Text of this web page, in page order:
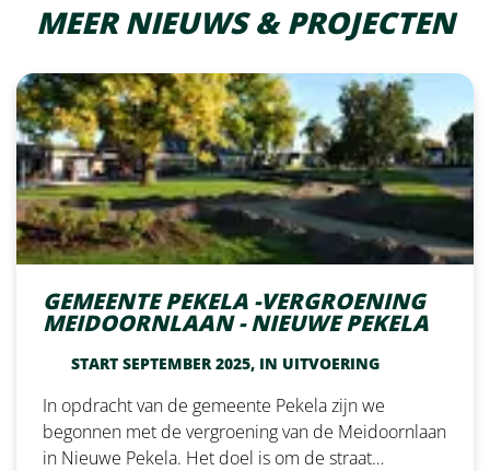
MEER NIEUWS & PROJECTEN
GEMEENTE PEKELA -VERGROENING
MEIDOORNLAAN - NIEUWE PEKELA
START SEPTEMBER 2025, IN UITVOERING
In opdracht van de gemeente Pekela zijn we
begonnen met de vergroening van de Meidoornlaan
in Nieuwe Pekela. Het doel is om de straat…